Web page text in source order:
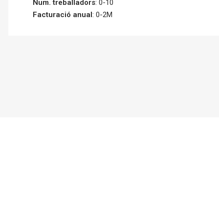
Num. treballadors: 0-10
Facturació anual : 0-2M